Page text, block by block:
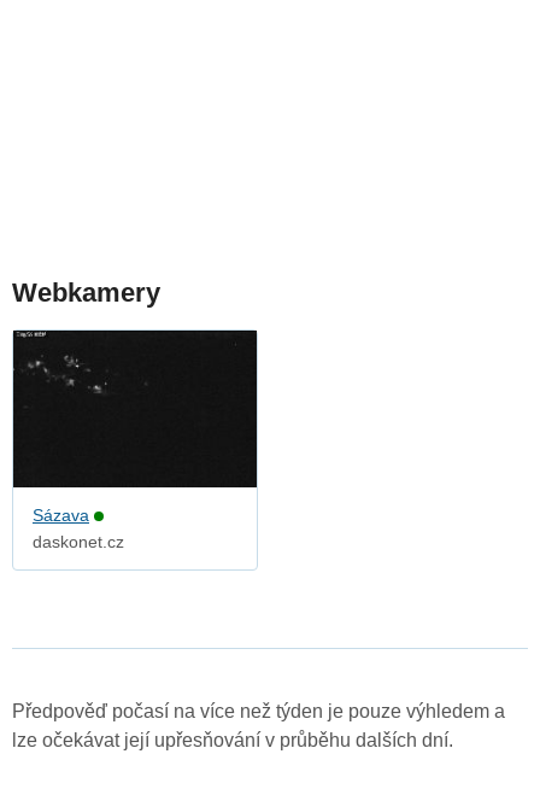
Webkamery
Sázava
daskonet.cz
Předpověď počasí na více než týden je pouze výhledem a
lze očekávat její upřesňování v průběhu dalších dní.